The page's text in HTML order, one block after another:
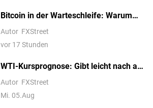
Bitcoin in der Warteschleife: Warum
der nächste große Ausbruch noch auf
sich warten könnte
Autor FXStreet
vor 17 Stunden
WTI-Kursprognose: Gibt leicht nach auf
nahe 74,50 USD, bärische Tendenz
unter dem 100-Tage-SMA intakt
Autor FXStreet
Mi. 05.Aug